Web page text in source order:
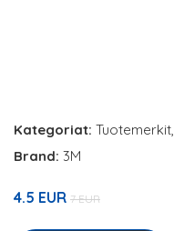
Kategoriat: Tuotemerkit,
Brand: 3M
4.5 EUR 7 EUR